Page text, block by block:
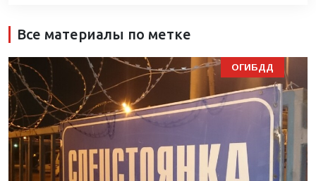
Все материалы по метке
ОГИБДД